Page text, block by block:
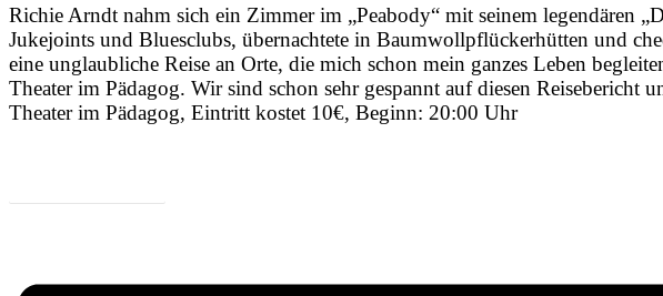
Richie Arndt nahm sich ein Zimmer im „Peabody“ mit seinem legendären
Jukejoints und Bluesclubs, übernachtete in Baumwollpflückerhütten und
eine unglaubliche Reise an Orte, die mich schon mein ganzes Leben
Theater im Pädagog. Wir sind schon sehr gespannt auf diesen
Theater im Pädagog, Eintritt kostet 10€, Beginn: 20:00 Uhr